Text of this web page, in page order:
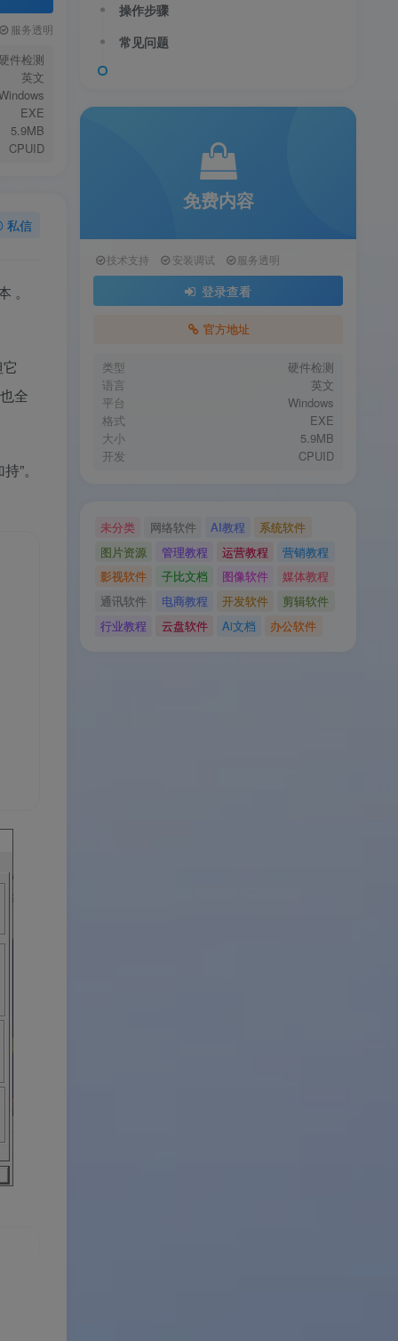
服务透明
件检测
英文
EXE
5.9MB
CPUID
私信
。
全
”。
操作步骤
常见问题
免费内容
技术支持 安装调试 服务透明
登录查看
官方地址
类型
硬件检测
语言
英文
平台
Windows
格式
EXE
大小
5.9MB
开发
CPUID
未分类 网络软件 AI教程
系统软件
图片资源
管理教程 运营教程
营销教程
影视软件
子比文档 图像软件
媒体教程
通讯软件
电商教程 开发软件
剪辑软件
行业教程
云盘软件 Ai文档 办公软件
户协议、